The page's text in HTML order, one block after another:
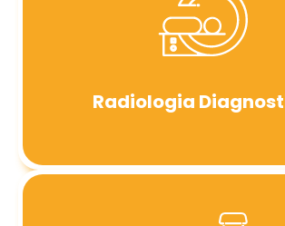
Radiologia